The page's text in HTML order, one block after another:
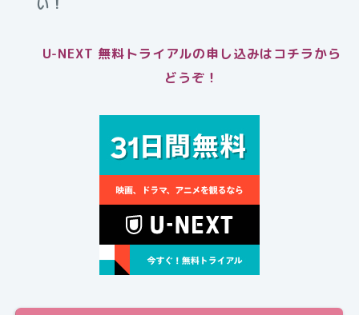
い！
U-NEXT 無料トライアルの申し込みはコチラから
どうぞ！